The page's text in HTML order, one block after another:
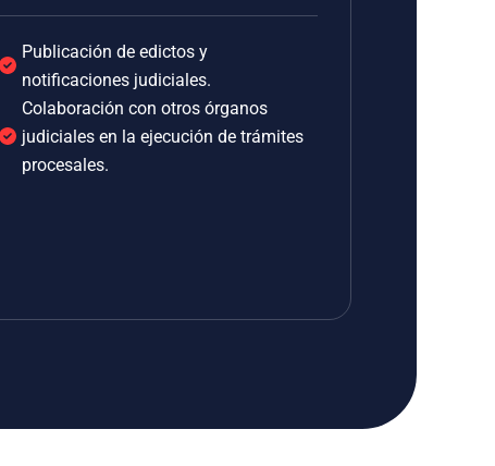
Publicación de edictos y
notificaciones judiciales.
Colaboración con otros órganos
judiciales en la ejecución de trámites
procesales.